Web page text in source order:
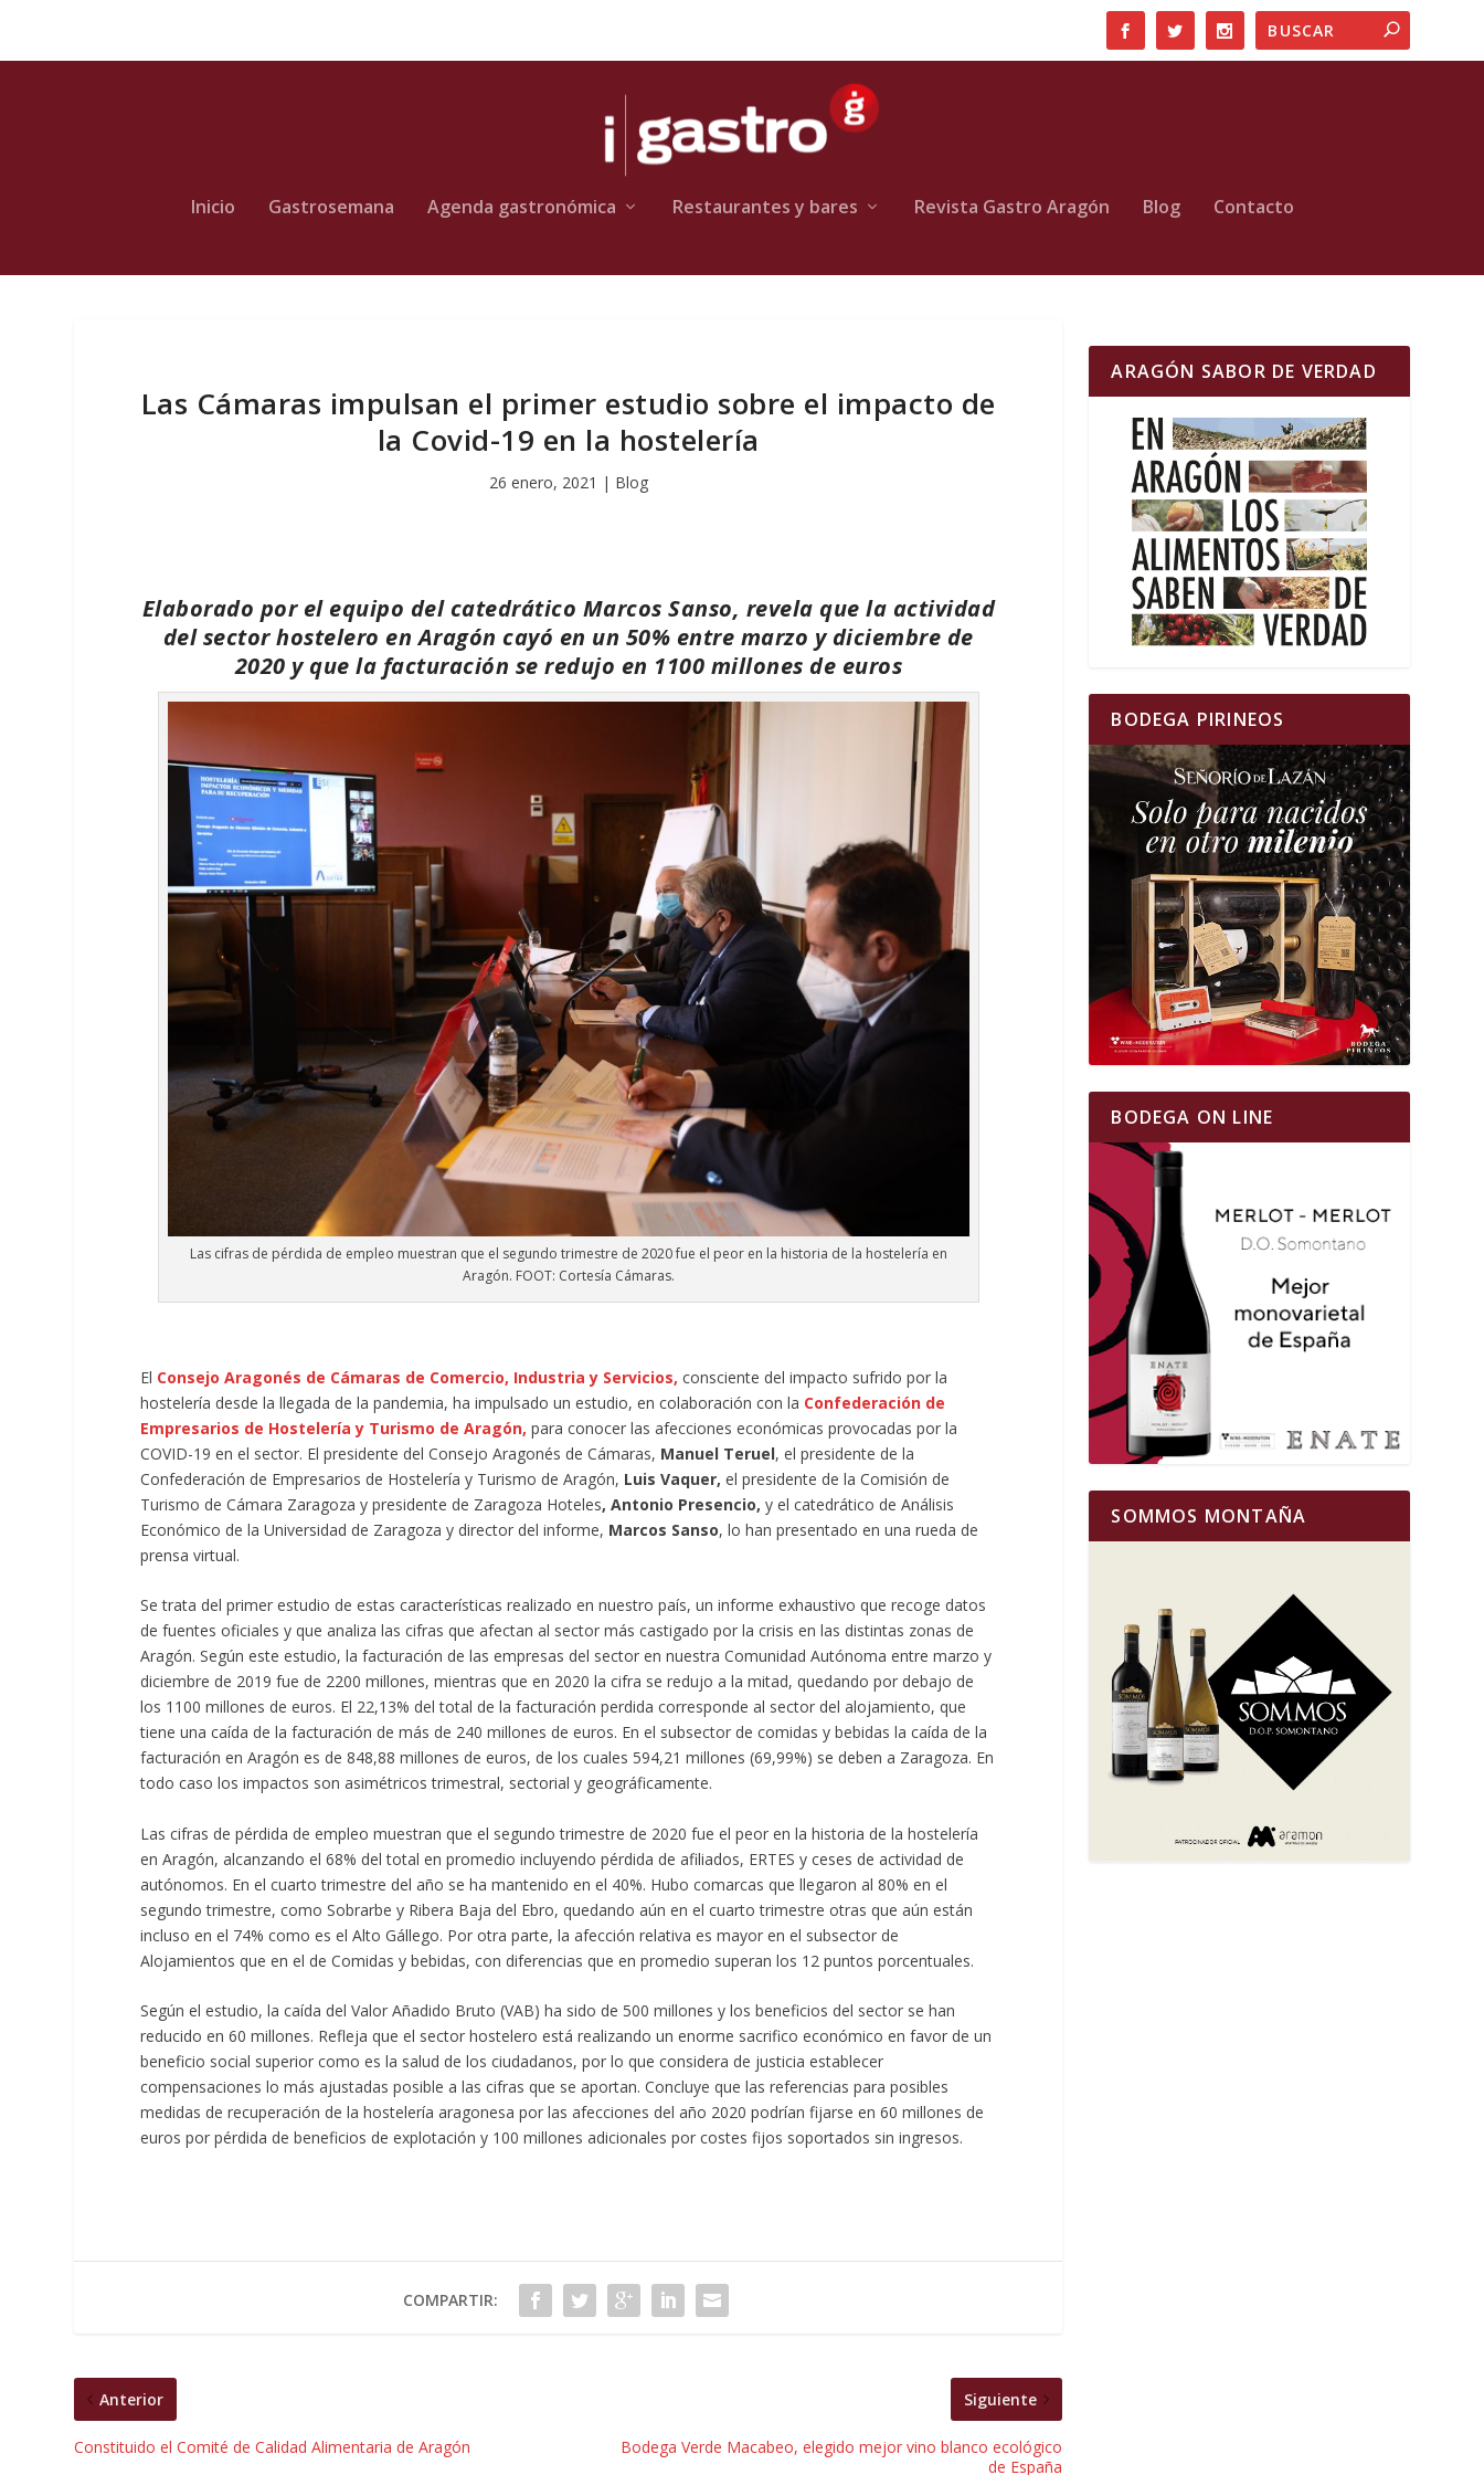
Inicio Gastrosemana Agenda gastronómica Restaurantes y bares Revista Gastro Aragón Blog Contacto
Las Cámaras impulsan el primer estudio sobre el impacto de
la Covid-19 en la hostelería
26 enero, 2021 | Blog
Elaborado por el equipo del catedrático Marcos Sanso, revela que la actividad
del sector hostelero en Aragón cayó en un 50% entre marzo y diciembre de
2020 y que la facturación se redujo en 1100 millones de euros
Las cifras de pérdida de empleo muestran que el segundo trimestre de 2020 fue el peor en la historia de la hostelería en
Aragón. FOOT: Cortesía Cámaras.
El Consejo Aragonés de Cámaras de Comercio, Industria y Servicios, consciente del impacto sufrido por la
hostelería desde la llegada de la pandemia, ha impulsado un estudio, en colaboración con la Confederación de
Empresarios de Hostelería y Turismo de Aragón, para conocer las afecciones económicas provocadas por la
COVID-19 en el sector. El presidente del Consejo Aragonés de Cámaras, Manuel Teruel, el presidente de la
Confederación de Empresarios de Hostelería y Turismo de Aragón, Luis Vaquer,el presidente de la Comisión de
Turismo de Cámara Zaragoza y presidente de Zaragoza Hoteles,Antonio Presencio,y el catedrático de Análisis
Económico de la Universidad de Zaragoza y director del informe, Marcos Sanso, lo han presentado en una rueda de
prensa virtual.
Se trata del primer estudio de estas características realizado en nuestro país, un informe exhaustivo que recoge datos
de fuentes oficiales y que analiza las cifras que afectan al sector más castigado por la crisis en las distintas zonas de
Aragón. Según este estudio, la facturación de las empresas del sector en nuestra Comunidad Autónoma entre marzo y
diciembre de 2019 fue de 2200 millones, mientras que en 2020 la cifra se redujo a la mitad, quedando por debajo de
los 1100 millones de euros. El 22,13% del total de la facturación perdida corresponde al sector del alojamiento, que
tiene una caída de la facturación de más de 240 millones de euros. En el subsector de comidas y bebidas la caída de la
facturación en Aragón es de 848,88 millones de euros, de los cuales 594,21 millones (69,99%) se deben a Zaragoza. En
todo caso los impactos son asimétricos trimestral, sectorial y geográficamente.
Las cifras de pérdida de empleo muestran que el segundo trimestre de 2020 fue el peor en la historia de la hostelería
en Aragón, alcanzando el 68% del total en promedio incluyendo pérdida de afiliados, ERTES y ceses de actividad de
autónomos. En el cuarto trimestre del año se ha mantenido en el 40%. Hubo comarcas que llegaron al 80% en el
segundo trimestre, como Sobrarbe y Ribera Baja del Ebro, quedando aún en el cuarto trimestre otras que aún están
incluso en el 74% como es el Alto Gállego. Por otra parte, la afección relativa es mayor en el subsector de
Alojamientos que en el de Comidas y bebidas, con diferencias que en promedio superan los 12 puntos porcentuales.
Según el estudio, la caída del Valor Añadido Bruto (VAB) ha sido de 500 millones y los beneficios del sector se han
reducido en 60 millones. Refleja que el sector hostelero está realizando un enorme sacrifico económico en favor de un
beneficio social superior como es la salud de los ciudadanos, por lo que considera de justicia establecer
compensaciones lo más ajustadas posible a las cifras que se aportan. Concluye que las referencias para posibles
medidas de recuperación de la hostelería aragonesa por las afecciones del año 2020 podrían fijarse en 60 millones de
euros por pérdida de beneficios de explotación y 100 millones adicionales por costes fijos soportados sin ingresos.
COMPARTIR:
Anterior
Constituido el Comité de Calidad Alimentaria de Aragón
Siguiente
Bodega Verde Macabeo, elegido mejor vino blanco ecológico
de España
ARAGÓN SABOR DE VERDAD
BODEGA PIRINEOS
BODEGA ON LINE
SOMMOS MONTAÑA